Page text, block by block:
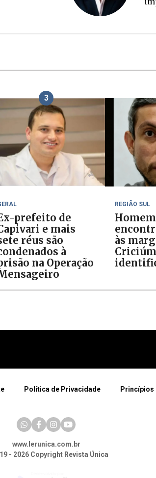
3
prefeito de
e mais
réus são
à
na Operação
REGIÃO SUL
Homem
às
Política de Privacidade Princípios
www.lerunica.com.br
- 2026 Copyright Revista Única